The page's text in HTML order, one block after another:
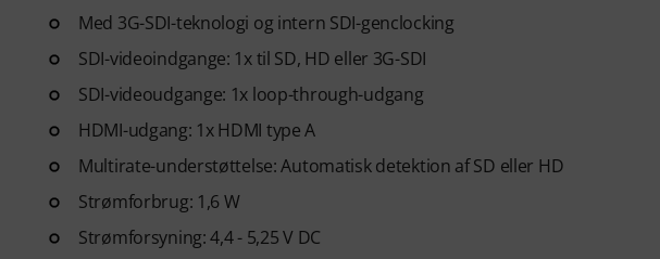
Med 3G-SDI-teknologi og intern SDI-genclocking
SDI-videoindgange: 1x til SD, HD eller 3G-SDI
SDI-videoudgange: 1x loop-through-udgang
HDMI-udgang: 1x HDMI type A
Multirate-understøttelse: Automatisk detektion af SD eller HD
Strømforbrug: 1,6 W
Strømforsyning: 4,4 - 5,25 V DC